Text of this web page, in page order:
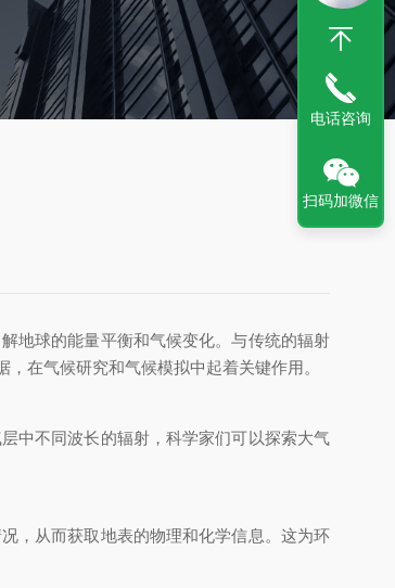
地球的能量平衡和气候变化。与传统的辐射
在气候研究和气候模拟中起着关键作用。
中不同波长的辐射，科学家们可以探索大气
，从而获取地表的物理和化学信息。这为环
电话咨询
扫码加微信